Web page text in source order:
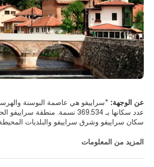
عن الوجهة: "سراييفو هي عاصمة البوسنة
عدد سكانها بـ 369.534 نسمة. منطقة
علاوة على ذلك، فهي أيضًا عاصمة كيان اتحاد
المزيد من المعلومات